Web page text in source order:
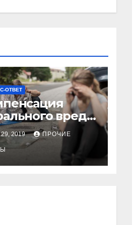
ОТВЕТ
вреда
ДТП
2019 ПРОЧИЕ